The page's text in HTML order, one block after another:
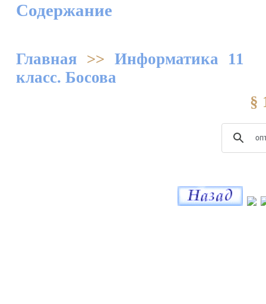
Содержание
Главная >> Информатика 11
класс. Босова
§